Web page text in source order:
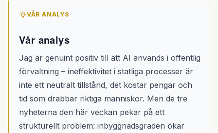
VÅR ANALYS
Vår analys
Jag är genuint positiv till att AI används i offentlig
förvaltning – ineffektivitet i statliga processer är
inte ett neutralt tillstånd, det kostar pengar och
tid som drabbar riktiga människor. Men de tre
nyheterna den här veckan pekar på ett
strukturellt problem: inbyggnadsgraden ökar